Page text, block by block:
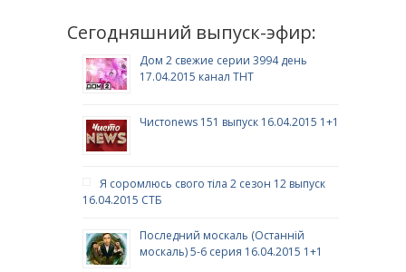
Сегодняшний выпуск-эфир:
Дом 2 свежие серии 3994 день
17.04.2015 канал ТНТ
Чистоnews 151 выпуск 16.04.2015 1+1
Я соромлюсь свого тіла 2 сезон 12 выпуск
16.04.2015 СТБ
Последний москаль (Останній
москаль) 5-6 серия 16.04.2015 1+1